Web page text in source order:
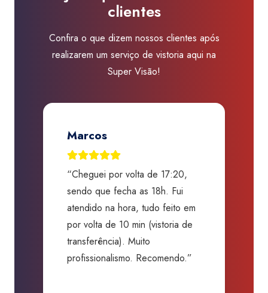
quantidade
clientes
Confira o que dizem nossos clientes após
realizarem um serviço de vistoria aqui na
Super Visão!
Marcos
“Cheguei por volta de 17:20,
sendo que fecha as 18h. Fui
atendido na hora, tudo feito em
por volta de 10 min (vistoria de
transferência). Muito
profissionalismo. Recomendo.”